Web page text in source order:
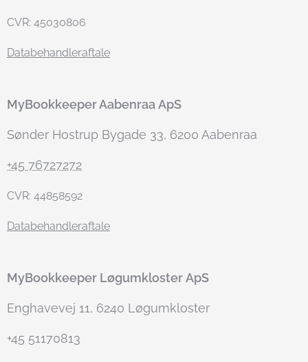
CVR: 45030806
Databehandleraftale
MyBookkeeper AabenraaApS
Sønder Hostrup Bygade 33, 6200 Aabenraa
+45 76727272
CVR: 44858592
Databehandleraftale
MyBookkeeper LøgumklosterApS
Enghavevej 11, 6240 Løgumkloster
+45 51170813